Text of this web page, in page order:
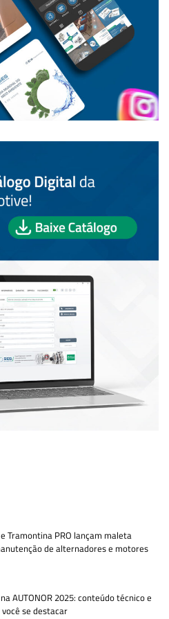
Tramontina PRO lançam maleta
de alternadores e motores
AUTONOR 2025: conteúdo técnico e
se destacar